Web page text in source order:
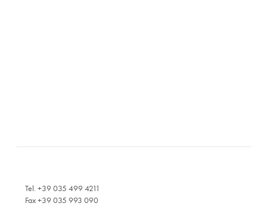
Tel. +39 035 499 4211
Fax +39 035 993 090